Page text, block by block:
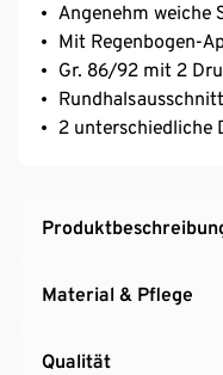
Angenehm weiche
Mit Regenbogen-
Gr. 86/92 mit 2
Rundhalsausschnitt
2 unterschiedliche
Material & Pflege
Qualität